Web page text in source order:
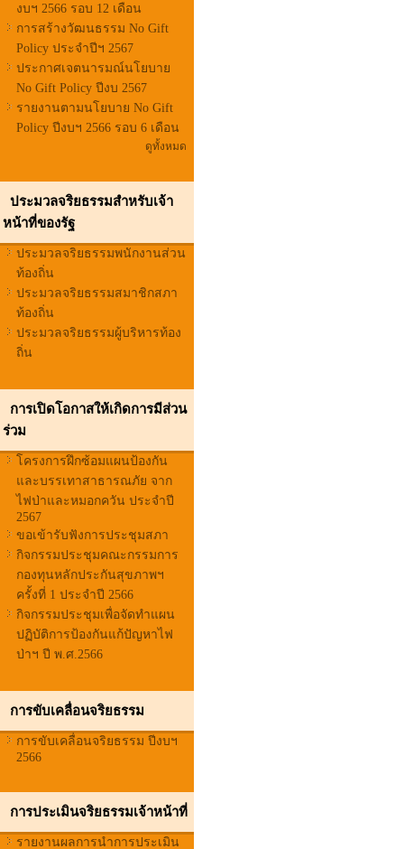
งบฯ 2566 รอบ 12 เดือน
การสร้างวัฒนธรรม No Gift
Policy ประจำปีฯ 2567
ประกาศเจตนารมณ์นโยบาย
No Gift Policy ปีงบ 2567
รายงานตามนโยบาย No Gift
Policy ปีงบฯ 2566 รอบ 6 เดือน
ดูทั้งหมด
ประมวลจริยธรรมสำหรับเจ้า
หน้าที่ของรัฐ
ประมวลจริยธรรมพนักงานส่วน
ท้องถิ่น
ประมวลจริยธรรมสมาชิกสภา
ท้องถิ่น
ประมวลจริยธรรมผู้บริหารท้อง
ถิ่น
การเปิดโอกาสให้เกิดการมีส่วน
ร่วม
โครงการฝึกซ้อมแผนป้องกัน
และบรรเทาสาธารณภัย จาก
ไฟป่าและหมอกควัน ประจำปี
2567
ขอเข้ารับฟังการประชุมสภา
กิจกรรมประชุมคณะกรรมการ
กองทุนหลักประกันสุขภาพฯ
ครั้งที่ 1 ประจำปี 2566
กิจกรรมประชุมเพื่อจัดทำแผน
ปฏิบัติการป้องกันแก้ปัญหาไฟ
ป่าฯ ปี พ.ศ.2566
การขับเคลื่อนจริยธรรม
การขับเคลื่อนจริยธรรม ปีงบฯ
2566
การประเมินจริยธรรมเจ้าหน้าที่
รายงานผลการนำการประเมิน